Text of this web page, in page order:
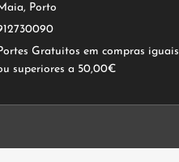
Porto
Gratuitos em compras iguais
superiores a 50,00€